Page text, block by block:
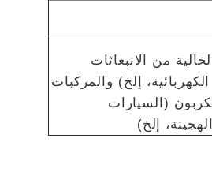
من الانبعاثات
إلخ) والمركبات
(السيارات
إلخ)